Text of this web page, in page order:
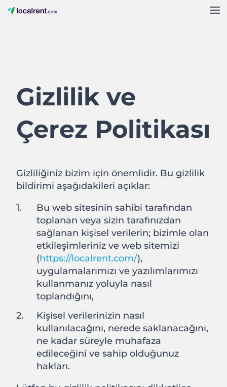
Gizlilik ve
Çerez Politikası
Gizliliğiniz bizim için önemlidir. Bu gizlilik
bildirimi aşağıdakileri açıklar:
Bu web sitesinin sahibi tarafından
toplanan veya sizin tarafınızdan
sağlanan kişisel verilerin; bizimle olan
etkileşimleriniz ve web sitemizi
(https://localrent.com/),
uygulamalarımızı ve yazılımlarımızı
kullanmanız yoluyla nasıl
toplandığını,
Kişisel verilerinizin nasıl
kullanılacağını, nerede saklanacağını,
ne kadar süreyle muhafaza
edileceğini ve sahip olduğunuz
hakları.